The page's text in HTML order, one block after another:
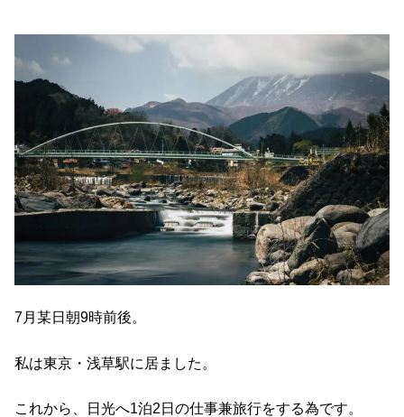
7月某日朝9時前後。
私は東京・浅草駅に居ました。
これから、日光へ1泊2日の仕事兼旅行をする為です。